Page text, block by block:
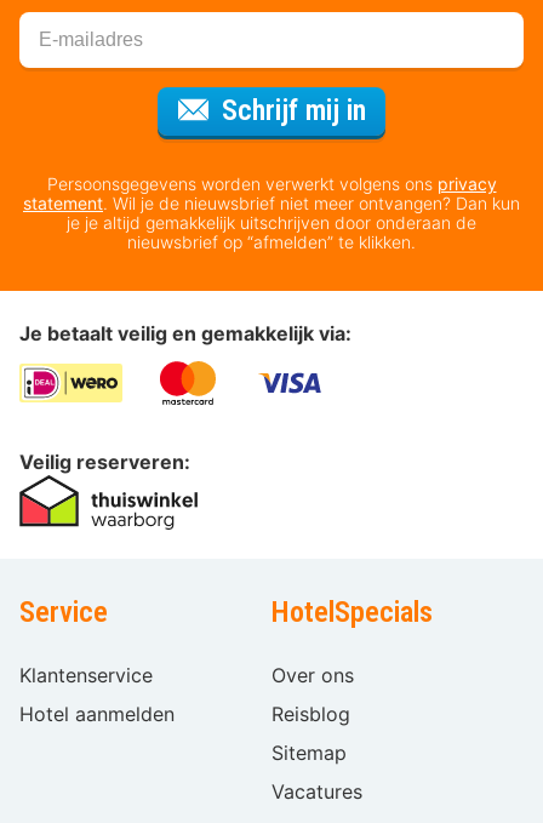
Schrijf mij in
Persoonsgegevens worden verwerkt volgens ons privacy
statement. Wil je de nieuwsbrief niet meer ontvangen? Dan kun
je je altijd gemakkelijk uitschrijven door onderaan de
nieuwsbrief op “afmelden” te klikken.
Je betaalt veilig en gemakkelijk via:
Veilig reserveren:
Service
Klantenservice
Hotel aanmelden
HotelSpecials
Over ons
Reisblog
Sitemap
Vacatures